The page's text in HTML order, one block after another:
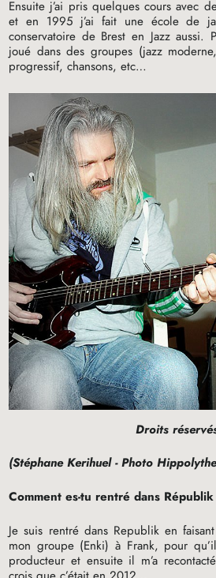
Ensuite j’ai pris quelques cours avec
et en 1995 j’ai fait une école de
conservatoire de Brest en Jazz aussi.
joué dans des groupes (jazz
progressif, chansons, etc…
Droits
(Stéphane Kerihuel - Photo
Comment es-tu rentré dans Républik
Je suis rentré dans Republik en
mon groupe (Enki) à Frank, pour
producteur et ensuite il m’a